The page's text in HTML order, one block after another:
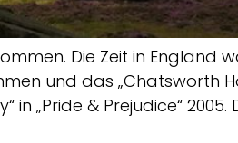
Die Zeit in England
und das „Chatsworth
in „Pride & Prejudice“